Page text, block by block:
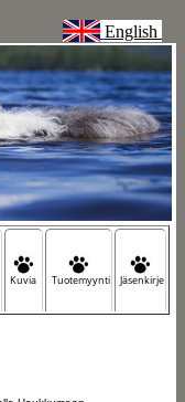
English
Kuvia Tuotemyynti Jäsenkirje